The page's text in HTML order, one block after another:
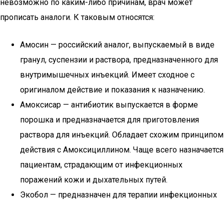
невозможно по каким-либо причинам, врач может
прописать аналоги. К таковым относятся:
Амосин — российский аналог, выпускаемый в виде
гранул, суспензии и раствора, предназначенного для
внутримышечных инъекций. Имеет сходное с
оригиналом действие и показания к назначению.
Амоксисар — антибиотик выпускается в форме
порошка и предназначается для приготовления
раствора для инъекций. Обладает схожим принципом
действия с Амоксициллином. Чаще всего назначается
пациентам, страдающим от инфекционных
поражений кожи и дыхательных путей.
Экобол — предназначен для терапии инфекционных